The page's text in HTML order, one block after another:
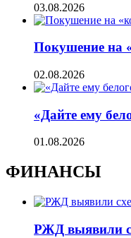
03.08.2026
Покушение на
02.08.2026
«Дайте ему
01.08.2026
ФИНАНСЫ
РЖД выявили